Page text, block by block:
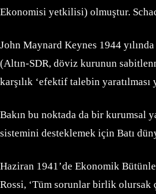
Ekonomisi yetkilisi) olmuştur.
John Maynard Keynes 1944
(Altın-SDR, döviz kurunun
karşılık ‘efektif talebin
Bakın bu noktada da bir kurumsal
sistemini desteklemek için Batı
Haziran 1941’de Ekonomik
Rossi, ‘Tüm sorunlar birlik olursak